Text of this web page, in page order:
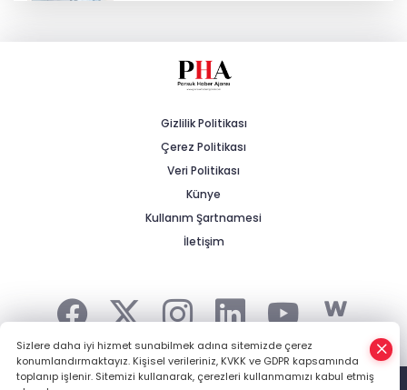
Büyükşehir Kırsalda Sathi Kaplama
Gürer: “Tarımda Çalışan Nüfus Yüzde
10,7’den Yüzde 5,23’e Geriledi”
Odunpazarı Kent Konseyi Başkanı İsmail
Kumru’dan Hayati Denetim Çağrısı
Gizlilik Politikası
Çerez Politikası
Veri Politikası
Künye
Kullanım Şartnamesi
İletişim
Şehrin Haberi, Kırsalın Gündemi... - HABER YAZILIMIve
TURKTICARET.NET projesidir Copyright© 2006-2026 Tüm hakları
Sizlere daha iyi hizmet sunabilmek adına sitemizde çerez
konumlandırmaktayız. Kişisel verileriniz, KVKK ve GDPR kapsamında
toplanıp işlenir. Sitemizi kullanarak, çerezleri kullanmamızı kabul etmiş